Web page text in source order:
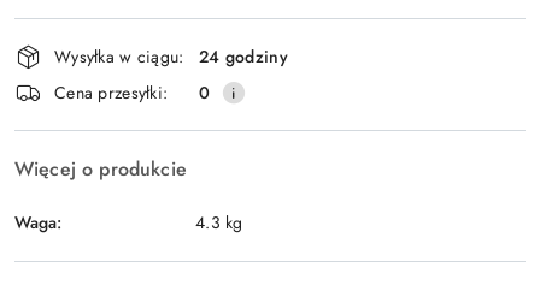
Wyślij
Dostępność
i
dostawa
Wysyłka w ciągu:
24 godziny
Cena przesyłki:
0
Więcej o produkcie
Waga: 4.3 kg